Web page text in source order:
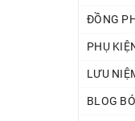
ĐỒNG
PHỤ
LƯU
BLOG